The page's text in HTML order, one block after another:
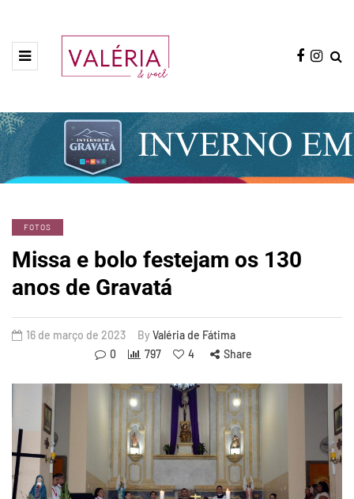
FOTOS
Missa e bolo festejam os 130
anos de Gravatá
16 de março de 2023 By Valéria de Fátima
0
797 4 Share